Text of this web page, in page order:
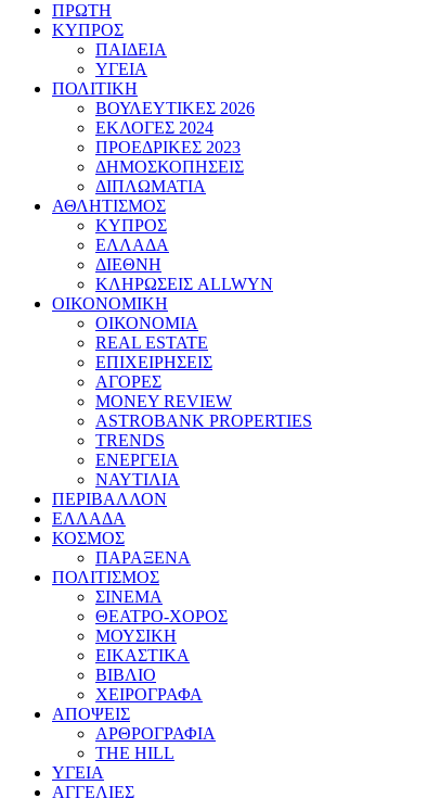
ΠΡΩΤΗ
ΚΥΠΡΟΣ
ΠΑΙΔΕΙΑ
ΥΓΕΙΑ
ΠΟΛΙΤΙΚΗ
ΒΟΥΛΕΥΤΙΚΕΣ 2026
ΕΚΛΟΓΕΣ 2024
ΠΡΟΕΔΡΙΚΕΣ 2023
ΔΗΜΟΣΚΟΠΗΣΕΙΣ
ΔΙΠΛΩΜΑΤΙΑ
ΑΘΛΗΤΙΣΜΟΣ
ΚΥΠΡΟΣ
ΕΛΛΑΔΑ
ΔΙΕΘΝΗ
ΚΛΗΡΩΣΕΙΣ ALLWYN
ΟΙΚΟΝΟΜΙΚΗ
ΟΙΚΟΝΟΜΙΑ
REAL ESTATE
ΕΠΙΧΕΙΡΗΣΕΙΣ
ΑΓΟΡΕΣ
MONEY REVIEW
ASTROBANK PROPERTIES
TRENDS
ΕΝΕΡΓΕΙΑ
ΝΑΥΤΙΛΙΑ
ΠΕΡΙΒΑΛΛΟΝ
ΕΛΛΑΔΑ
ΚΟΣΜΟΣ
ΠΑΡΑΞΕΝΑ
ΠΟΛΙΤΙΣΜΟΣ
ΣΙΝΕΜΑ
ΘΕΑΤΡΟ-ΧΟΡΟΣ
ΜΟΥΣΙΚΗ
ΕΙΚΑΣΤΙΚΑ
ΒΙΒΛΙΟ
ΧΕΙΡΟΓΡΑΦΑ
ΑΠΟΨΕΙΣ
ΑΡΘΡΟΓΡΑΦΙΑ
THE HILL
ΥΓΕΙΑ
ΑΓΓΕΛΙΕΣ